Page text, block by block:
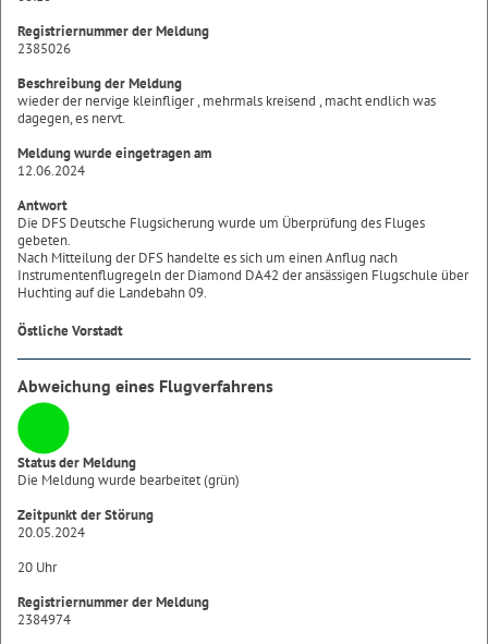
Registriernummer der Meldung
2385026
Beschreibung der Meldung
wieder der nervige kleinfliger , mehrmals kreisend , macht endlich was
dagegen, es nervt.
Meldung wurde eingetragen am
12.06.2024
Antwort
Die DFS Deutsche Flugsicherung wurde um Überprüfung des Fluges
gebeten.
Nach Mitteilung der DFS handelte es sich um einen Anflug nach
Instrumentenflugregeln der Diamond DA42 der ansässigen Flugschule über
Huchting auf die Landebahn 09.
Östliche Vorstadt
Abweichung eines Flugverfahrens
Status der Meldung
Die Meldung wurde bearbeitet (grün)
Zeitpunkt der Störung
20.05.2024
20 Uhr
Registriernummer der Meldung
2384974